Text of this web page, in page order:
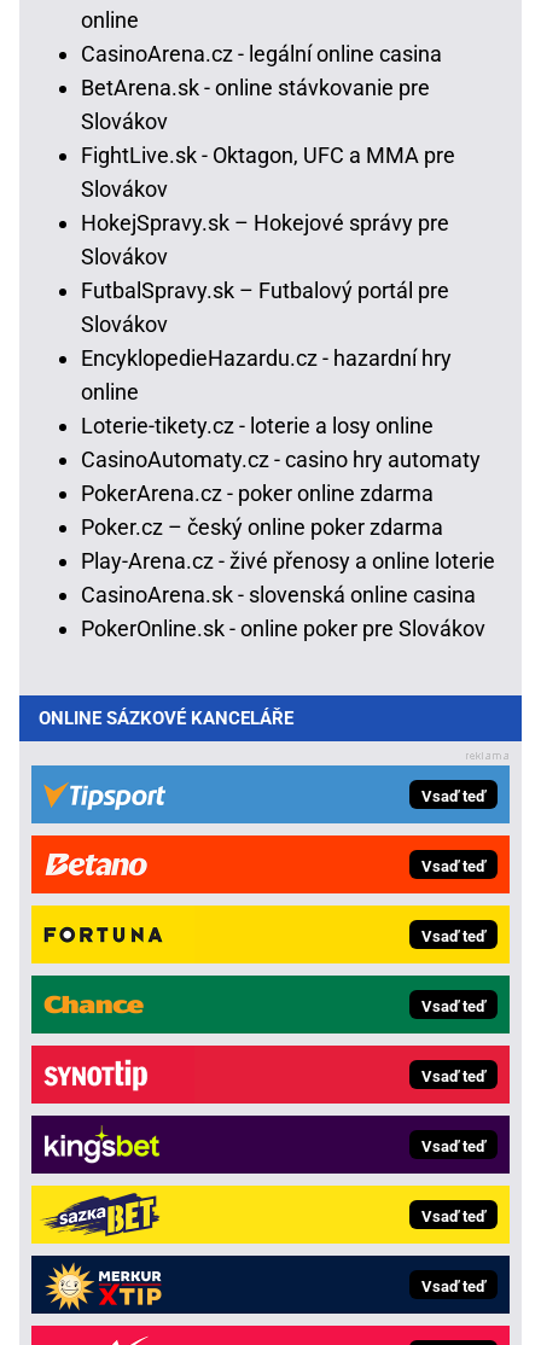
online
CasinoArena.cz - legální online casina
BetArena.sk - online stávkovanie pre
Slovákov
FightLive.sk - Oktagon, UFC a MMA pre
Slovákov
HokejSpravy.sk – Hokejové správy pre
Slovákov
FutbalSpravy.sk – Futbalový portál pre
Slovákov
EncyklopedieHazardu.cz - hazardní hry
online
Loterie-tikety.cz - loterie a losy online
CasinoAutomaty.cz - casino hry automaty
PokerArena.cz - poker online zdarma
Poker.cz – český online poker zdarma
Play-Arena.cz - živé přenosy a online loterie
CasinoArena.sk - slovenská online casina
PokerOnline.sk - online poker pre Slovákov
ONLINE SÁZKOVÉ KANCELÁŘE
Vsaď teď
Vsaď teď
Vsaď teď
Vsaď teď
Vsaď teď
Vsaď teď
Vsaď teď
Vsaď teď